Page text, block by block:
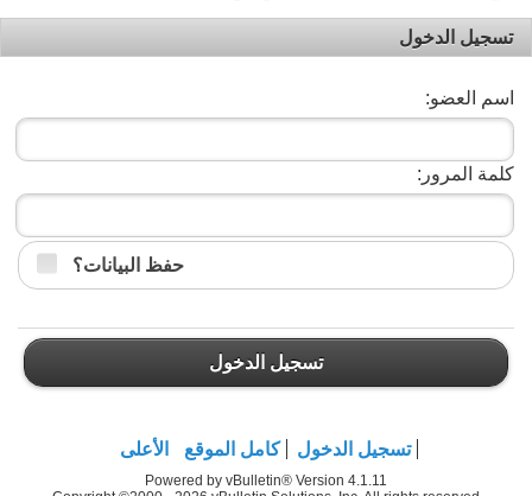
تسجيل الدخول
اسم العضو:
كلمة المرور:
حفظ البيانات؟
تسجيل الدخول
تسجيل الدخول كامل الموقع الأعلى
Powered by vBulletin® Version 4.1.11